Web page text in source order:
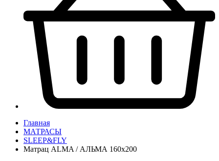
Главная
МАТРАСЫ
SLEEP&FLY
Матрац ALMA / АЛЬМА 160x200